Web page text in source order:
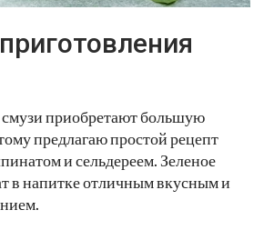
приобретают большую
предлагаю простой рецепт
и сельдереем. Зеленое
в напитке отличным вкусным и